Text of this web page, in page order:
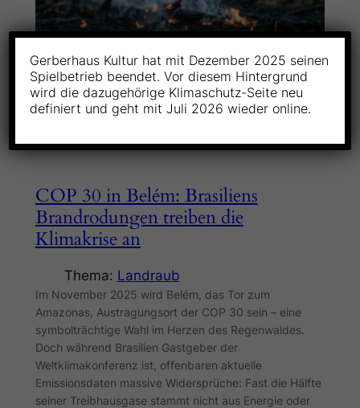
COP 30 in Belém: Brasiliens
Brandrodungen treiben die
Klimakrise an
Thema: Landraub
Im November 2025 wird Belém, das Tor zum
Amazonas, Austragungsort der COP 30 sein – eine
symbolträchtige Wahl im Herzen des Regenwaldes.
Doch während Brasilien Gastgeber der
Weltklimakonferenz ist, offenbaren aktuelle
Emissionsdaten massive Widersprüche: Fast die Hälfte
seiner Treibhausgase stammt nicht aus Energie oder
Gerberhaus Kultur hat mit Dezember 2025 seinen
Spielbetrieb beendet. Vor diesem Hintergrund
wird die dazugehörige Klimaschutz-Seite neu
definiert und geht mit Juli 2026 wieder online.